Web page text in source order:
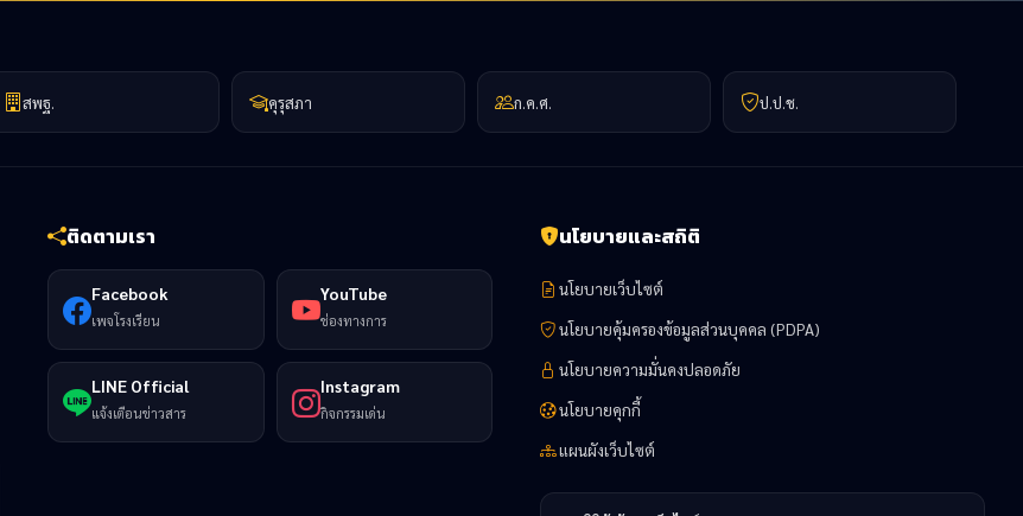
สพฐ. คุรุสภา ก.ค.ศ. ป.ป.ช.
ติดตามเรา
Facebook
เพจโรงเรียน
YouTube
ช่องทางการ
LINE Official
แจ้งเตือนข่าวสาร
Instagram
กิจกรรมเด่น
นโยบายและสถิติ
นโยบายเว็บไซต์
นโยบายคุ้มครองข้อมูลส่วนบุคคล (PDPA)
นโยบายความมั่นคงปลอดภัย
นโยบายคุกกี้
แผนผังเว็บไซต์